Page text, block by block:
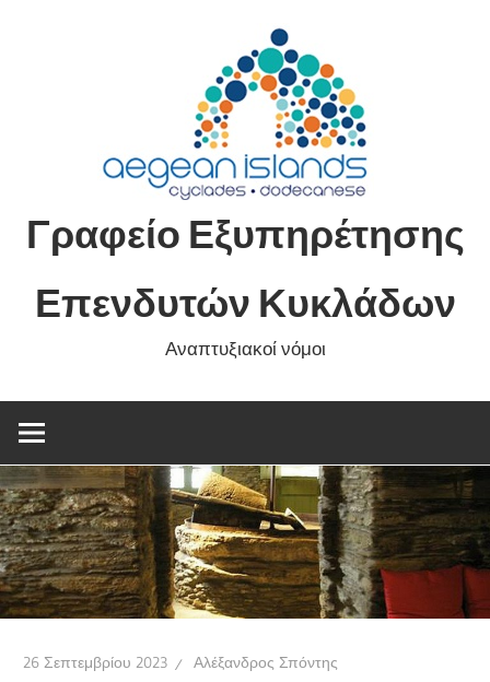
Γραφείο Εξυπηρέτησης
Επενδυτών Κυκλάδων
Αναπτυξιακοί νόμοι
26 Σεπτεμβρίου 2023 Αλέξανδρος Σπόντης